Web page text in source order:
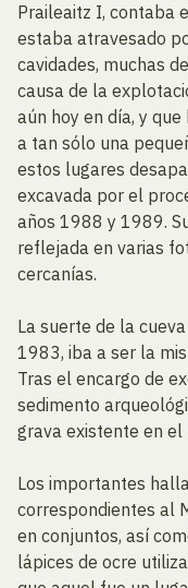
Praileaitz I, contaba
estaba atravesado
cavidades, muchas
causa de la
aún hoy en día, y
a tan sólo una
estos lugares
excavada por el
años 1988 y 1989.
reflejada en varias
cercanías.
La suerte de la
1983, iba a ser la
Tras el encargo de
sedimento
grava existente en el
Los importantes
correspondientes al
en conjuntos, así
lápices de ocre